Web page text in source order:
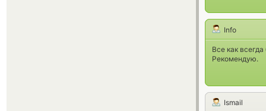
Info
Все как
Рекомендую.
Ismail